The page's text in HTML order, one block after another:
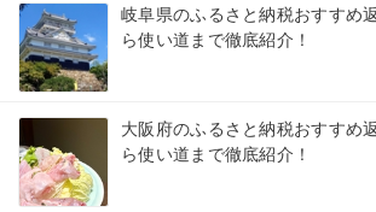
岐阜県のふるさと納税おすすめ
ら使い道まで徹底紹介！
大阪府のふるさと納税おすすめ
ら使い道まで徹底紹介！